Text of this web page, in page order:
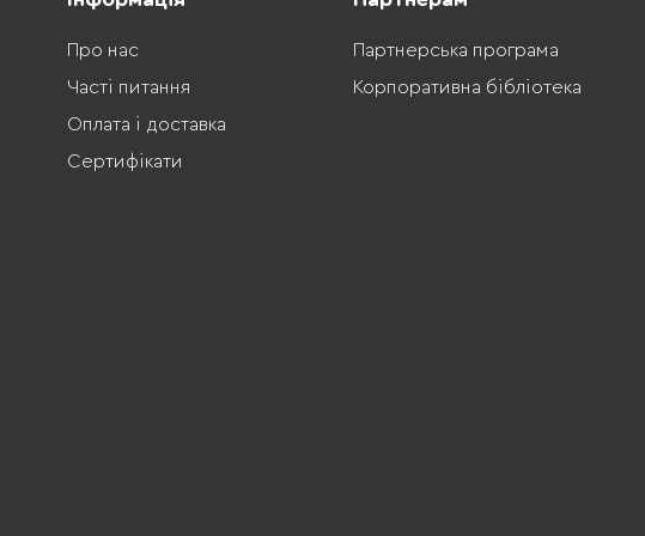
Про нас
Часті питання
Оплата і доставка
Сертифікати
Партнерська програма
Корпоративна бібліотека